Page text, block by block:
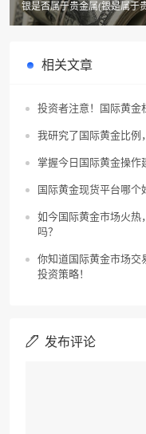
银是否属于贵金属(银是属于
属的吗???)
相关文章
投资者注意！国际黄金
我研究了国际黄金比例
掌握今日国际黄金操作
国际黄金现货平台哪个
如今国际黄金市场火热
吗？
你知道国际黄金市场交
投资策略！
发布评论